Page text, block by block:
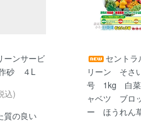
ーンサービ
砂 ４L
込)
質の良い
セントラ
リーン そさ
号 1kg 白
ャベツ ブロ
ー ほうれん